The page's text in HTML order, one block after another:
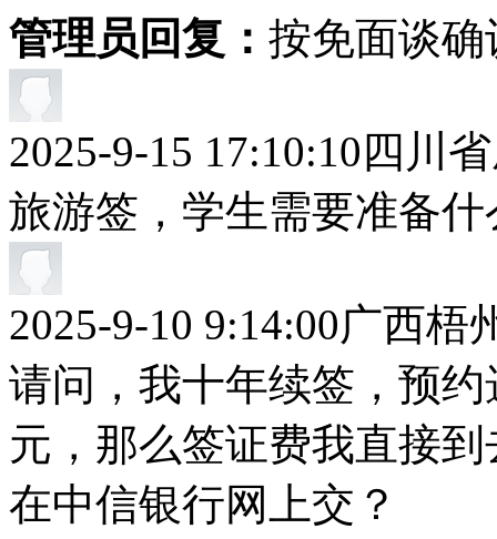
管理员回复： 按免面谈
2025-9-15 17:10:10 四川
旅游签，学生需要准备什
2025-9-10 9:14:00广西梧
请问，我十年续签，预
元，那么签证费我直接
在中信银行网上交？